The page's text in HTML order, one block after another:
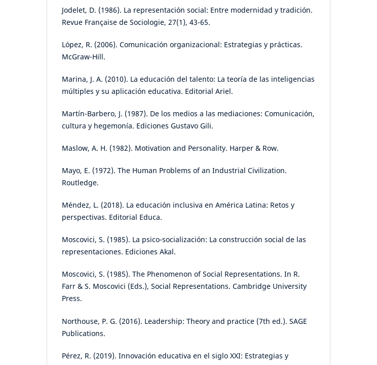
Jodelet, D. (1986). La representación social: Entre modernidad y tradición.
Revue Française de Sociologie, 27(1), 43-65.
López, R. (2006). Comunicación organizacional: Estrategias y prácticas.
McGraw-Hill.
Marina, J. A. (2010). La educación del talento: La teoría de las inteligencias
múltiples y su aplicación educativa. Editorial Ariel.
Martín-Barbero, J. (1987). De los medios a las mediaciones: Comunicación,
cultura y hegemonía. Ediciones Gustavo Gili.
Maslow, A. H. (1982). Motivation and Personality. Harper & Row.
Mayo, E. (1972). The Human Problems of an Industrial Civilization.
Routledge.
Méndez, L. (2018). La educación inclusiva en América Latina: Retos y
perspectivas. Editorial Educa.
Moscovici, S. (1985). La psico-socialización: La construcción social de las
representaciones. Ediciones Akal.
Moscovici, S. (1985). The Phenomenon of Social Representations. In R.
Farr & S. Moscovici (Eds.), Social Representations. Cambridge University
Press.
Northouse, P. G. (2016). Leadership: Theory and practice (7th ed.). SAGE
Publications.
Pérez, R. (2019). Innovación educativa en el siglo XXI: Estrategias y